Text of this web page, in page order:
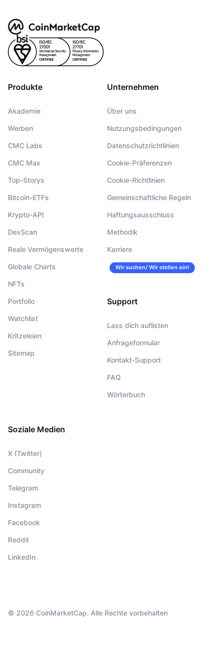
Produkte
Akademie
Werben
CMC Labs
CMC Max
Top-Storys
Bitcoin-ETFs
Krypto-API
DexScan
Reale Vermögenswerte
Globale Charts
NFTs
Portfolio
Watchlist
Kritzeleien
Sitemap
Unternehmen
Über uns
Nutzungsbedingungen
Datenschutzrichtlinien
Cookie-Präferenzen
Cookie-Richtlinien
Gemeinschaftliche Regeln
Haftungsausschluss
Methodik
Karriere
Wir suchen/ Wir stellen ein!
Support
Lass dich auflisten
Anfrageformular
Kontakt-Support
FAQ
Wörterbuch
Soziale Medien
X (Twitter)
Community
Telegram
Instagram
Facebook
Reddit
LinkedIn
© 2026 CoinMarketCap. Alle Rechte vorbehalten